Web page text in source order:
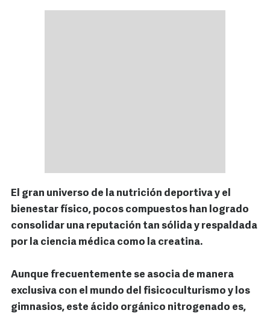
El gran universo de la nutrición deportiva y el
bienestar físico, pocos compuestos han logrado
consolidar una reputación tan sólida y respaldada
por la ciencia médica como la creatina.
Aunque frecuentemente se asocia de manera
exclusiva con el mundo del fisicoculturismo y los
gimnasios, este ácido orgánico nitrogenado es,